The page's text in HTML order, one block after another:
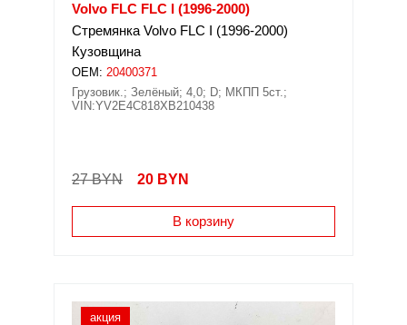
Volvo FLC FLC I (1996-2000)
Стремянка Volvo FLC I (1996-2000)
Кузовщина
OEM: 20400371
Грузовик.; Зелёный; 4,0; D; МКПП 5ст.;
VIN:YV2E4C818XB210438
27 BYN 20 BYN
В корзину
акция